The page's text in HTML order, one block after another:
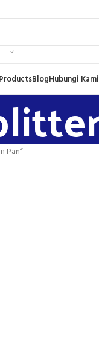
ProductsBlogHubungi Kami
Pan”